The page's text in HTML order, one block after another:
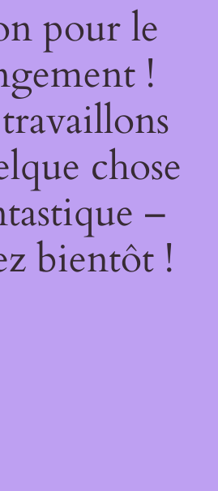
pour le
!
chose
–
bientôt !